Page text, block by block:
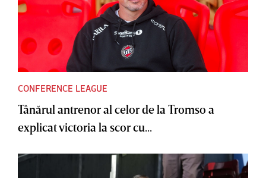
CONFERENCE LEAGUE
Tânărul antrenor al celor de la Tromso a
explicat victoria la scor cu...